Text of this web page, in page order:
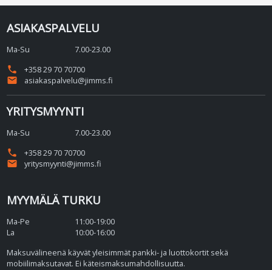
ASIAKASPALVELU
Ma-Su
7.00-23.00
phone
+358 29 70 70700
email
asiakaspalvelu@jimms.fi
YRITYSMYYNTI
Ma-Su
7.00-23.00
phone
+358 29 70 70700
email
yritysmyynti@jimms.fi
MYYMÄLÄ TURKU
Ma-Pe
11:00-19:00
La
10:00-16:00
Maksuvälineenä käyvät yleisimmät pankki- ja luottokortit sekä
mobiilimaksutavat. Ei käteismaksumahdollisuutta.